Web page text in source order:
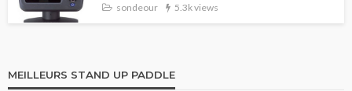
sondeour 5.3k views
MEILLEURS STAND UP PADDLE